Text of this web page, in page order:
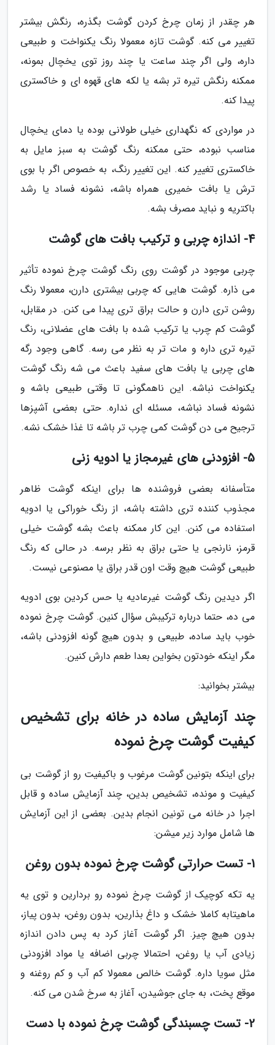
هر چقدر از زمان چرخ کردن گوشت بگذره، رنگش بیشتر
تغییر می کنه. گوشت تازه معمولا رنگ یکنواخت و طبیعی
داره، ولی اگر چند ساعت یا چند روز توی یخچال بمونه،
ممکنه رنگش تیره تر بشه یا لکه های قهوه ای و خاکستری
پیدا کنه.
در مواردی که نگهداری خیلی طولانی بوده یا دمای یخچال
مناسب نبوده، حتی ممکنه رنگ گوشت به سبز مایل به
خاکستری تغییر کنه. این تغییر رنگ، به خصوص اگر با بوی
ترش یا بافت خمیری همراه باشه، نشونه فساد یا رشد
باکتریه و نباید مصرف بشه.
4- اندازه چربی و ترکیب بافت های گوشت
چربی موجود در گوشت روی رنگ گوشت چرخ نموده تأثیر
می ذاره. گوشت هایی که چربی بیشتری دارن، معمولا رنگ
روشن تری دارن و حالت براق تری پیدا می کنن. در مقابل،
گوشت کم چرب یا ترکیب شده با بافت های عضلانی، رنگ
تیره تری داره و مات تر به نظر می رسه. گاهی وجود رگه
های چربی یا بافت های سفید باعث می شه رنگ گوشت
یکنواخت نباشه. این ناهمگونی تا وقتی طبیعی باشه و
نشونه فساد نباشه، مسئله ای نداره. حتی بعضی آشپزها
ترجیح می دن گوشت کمی چرب تر باشه تا غذا خشک نشه.
5- افزودنی های غیرمجاز یا ادویه زنی
متأسفانه بعضی فروشنده ها برای اینکه گوشت ظاهر
مجذوب کننده تری داشته باشه، از رنگ خوراکی یا ادویه
استفاده می کنن. این کار ممکنه باعث بشه گوشت خیلی
قرمز، نارنجی یا حتی براق به نظر برسه. در حالی که رنگ
طبیعی گوشت هیچ وقت اون قدر براق یا مصنوعی نیست.
اگر دیدین رنگ گوشت غیرعادیه یا حس کردین بوی ادویه
می ده، حتما درباره ترکیبش سؤال کنین. گوشت چرخ نموده
خوب باید ساده، طبیعی و بدون هیچ گونه افزودنی باشه،
مگر اینکه خودتون بخواین بعدا طعم دارش کنین.
بیشتر بخوانید:
چند آزمایش ساده در خانه برای تشخیص
کیفیت گوشت چرخ نموده
برای اینکه بتونین گوشت مرغوب و باکیفیت رو از گوشت بی
کیفیت و مونده، تشخیص بدین، چند آزمایش ساده و قابل
اجرا در خانه می تونین انجام بدین. بعضی از این آزمایش
ها شامل موارد زیر میشن:
1- تست حرارتی گوشت چرخ نموده بدون روغن
یه تکه کوچیک از گوشت چرخ نموده رو بردارین و توی یه
ماهیتابه کاملا خشک و داغ بذارین، بدون روغن، بدون پیاز،
بدون هیچ چیز. اگر گوشت آغاز کرد به پس دادن اندازه
زیادی آب یا روغن، احتمالا چربی اضافه یا مواد افزودنی
مثل سویا داره. گوشت خالص معمولا کم آب و کم روغنه و
موقع پخت، به جای جوشیدن، آغاز به سرخ شدن می کنه.
2- تست چسبندگی گوشت چرخ نموده با دست